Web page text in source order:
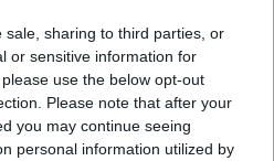
sale, sharing to third parties, or
or sensitive information for
use the below opt-out
Please note that after your
you may continue seeing
personal information utilized by